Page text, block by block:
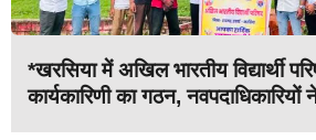
*खरसिया में अखिल भारतीय विद्यार्थी
कार्यकारिणी का गठन, नवपदाधिकारियों